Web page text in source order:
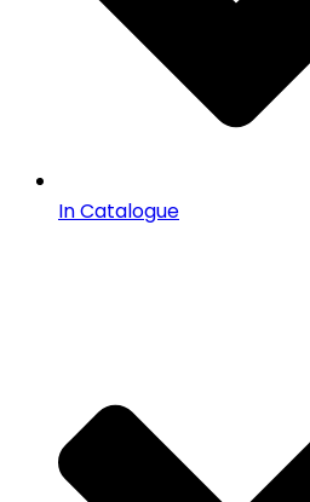
In Catalogue